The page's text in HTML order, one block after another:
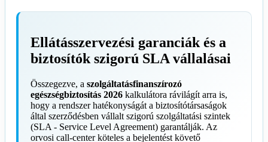
Ellátásszervezési garanciák és a
biztosítók szigorú SLA vállalásai
Összegezve, a szolgáltatásfinanszírozó
egészségbiztosítás 2026 kalkulátora rávilágít arra is,
hogy a rendszer hatékonyságát a biztosítótársaságok
által szerződésben vállalt szigorú szolgáltatási szintek
(SLA - Service Level Agreement) garantálják. Az
orvosi call-center köteles a bejelentést követő